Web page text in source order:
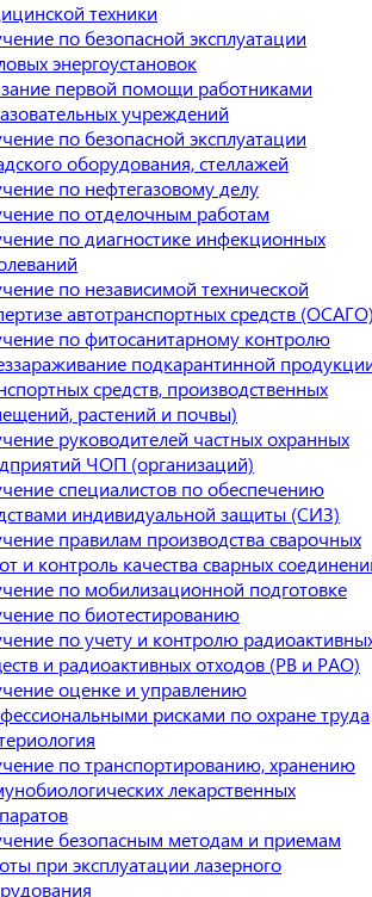
техники
по безопасной эксплуатации
энергоустановок
первой помощи работниками
учреждений
по безопасной эксплуатации
оборудования, стеллажей
по нефтегазовому делу
по отделочным работам
по диагностике инфекционных
по независимой технической
автотранспортных средств (ОСАГО)
по фитосанитарному контролю
подкарантинной
средств, производственных
растений и почвы)
руководителей частных охранных
ЧОП (организаций)
специалистов по обеспечению
индивидуальной защиты (СИЗ)
правилам производства сварочных
и контроль качества сварных
по мобилизационной подготовке
по биотестированию
по учету и контролю
и радиоактивных отходов (РВ и РАО)
оценке и управлению
рисками по охране труда
по транспортированию, хранению
лекарственных
безопасным методам и приемам
при эксплуатации лазерного